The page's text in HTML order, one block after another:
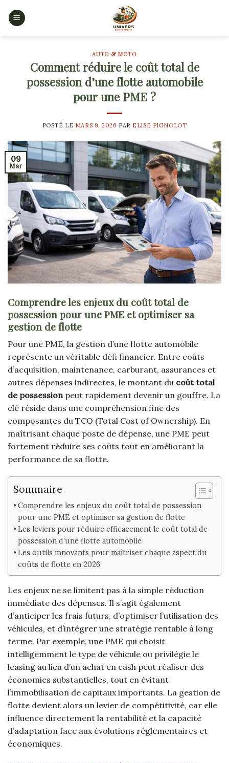
AUTO & MOTO
Comment réduire le coût total de
possession d’une flotte automobile
pour une PME ?
POSTÉ LE MARS 9, 2026 PAR ELISE PIGNOLOT
09
Mar
Comprendre les enjeux du coût total de
possession pour une PME et optimiser sa
gestion de flotte
Pour une PME, la gestion d’une flotte automobile
représente un véritable défi financier. Entre coûts
d’acquisition, maintenance, carburant, assurances et
autres dépenses indirectes, le montant du coût total
de possession peut rapidement devenir un gouffre. La
clé réside dans une compréhension fine des
composantes du TCO (Total Cost of Ownership). En
maîtrisant chaque poste de dépense, une PME peut
fortement réduire ses coûts tout en améliorant la
performance de sa flotte.
Sommaire
Comprendre les enjeux du coût total de possession
pour une PME et optimiser sa gestion de flotte
Les leviers pour réduire efficacement le coût total de
possession d’une flotte automobile
Les outils innovants pour maîtriser chaque aspect du
coûts de flotte en 2026
Les enjeux ne se limitent pas à la simple réduction
immédiate des dépenses. Il s’agit également
d’anticiper les frais futurs, d’optimiser l’utilisation des
véhicules, et d’intégrer une stratégie rentable à long
terme. Par exemple, une PME qui choisit
intelligemment le type de véhicule ou privilégie le
leasing au lieu d’un achat en cash peut réaliser des
économies substantielles, tout en évitant
l’immobilisation de capitaux importants. La gestion de
flotte devient alors un levier de compétitivité, car elle
influence directement la rentabilité et la capacité
d’adaptation face aux évolutions réglementaires et
économiques.